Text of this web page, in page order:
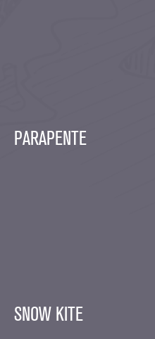
PARAPENTE
SNOW KITE